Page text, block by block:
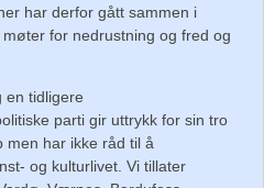
har derfor gått sammen i
for nedrustning og fred og
en tidligere
parti gir uttrykk for sin tro
har ikke råd til å
og kulturlivet. Vi tillater